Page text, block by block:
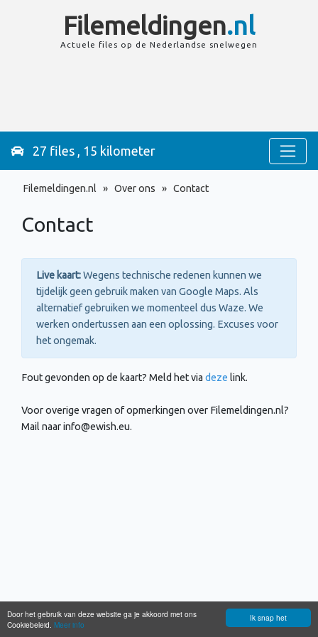
Ik snap het
Door het gebruik van deze website ga je akkoord met ons
Cookiebeleid. Meer info
Filemeldingen.nl
Actuele files op de Nederlandse snelwegen
27 files , 15 kilometer
Filemeldingen.nl » Over ons » Contact
Contact
Live kaart:Wegens technische redenen kunnen we
tijdelijk geen gebruik maken van Google Maps. Als
alternatief gebruiken we momenteel dus Waze. We
werken ondertussen aan een oplossing. Excuses voor
het ongemak.
Fout gevonden op de kaart? Meld het via deze link.
Voor overige vragen of opmerkingen over Filemeldingen.nl?
Mail naarinfo@ewish.eu.